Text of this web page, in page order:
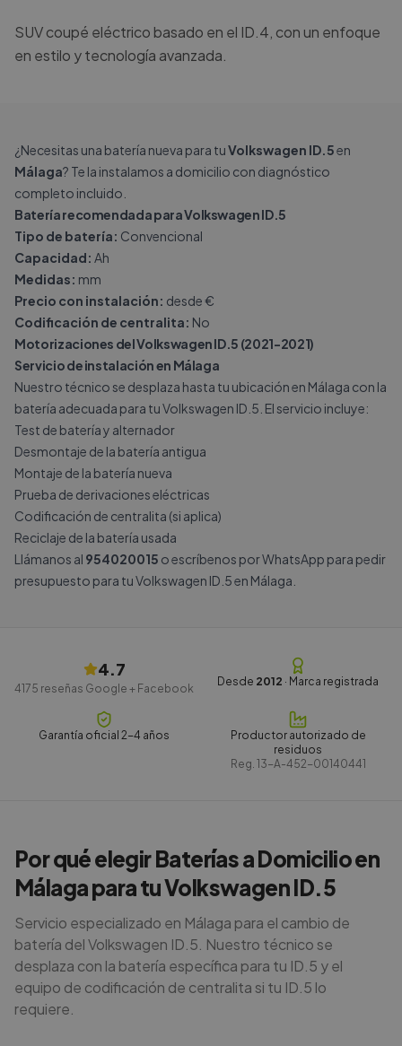
SUV coupé eléctrico basado en el ID.4, con un enfoque
en estilo y tecnología avanzada.
¿Necesitas una batería nueva para tuVolkswagen ID.5en
Málaga? Te la instalamos a domicilio con diagnóstico
completo incluido.
Batería recomendada para Volkswagen ID.5
Tipo de batería: Convencional
Capacidad: Ah
Medidas: mm
Precio con instalación: desde €
Codificación de centralita: No
Motorizaciones del Volkswagen ID.5 (2021-2021)
Servicio de instalación en Málaga
Nuestro técnico se desplaza hasta tu ubicación en Málaga con la
batería adecuada para tu Volkswagen ID.5. El servicio incluye:
Test de batería y alternador
Desmontaje de la batería antigua
Montaje de la batería nueva
Prueba de derivaciones eléctricas
Codificación de centralita (si aplica)
Reciclaje de la batería usada
Llámanos al 954020015 o escríbenos porWhatsApp para pedir
presupuesto para tu Volkswagen ID.5 en Málaga.
4.7
4175 reseñas Google + Facebook
Desde 2012 · Marca registrada
Garantía oficial 2-4 años
Productor autorizado de
residuos
Reg. 13-A-452-00140441
Por qué elegir Baterías a Domicilio en
Málaga para tu Volkswagen ID.5
Servicio especializado en Málaga para el cambio de
batería del Volkswagen ID.5. Nuestro técnico se
desplaza con la batería específica para tu ID.5 y el
equipo de codificación de centralita si tu ID.5 lo
requiere.